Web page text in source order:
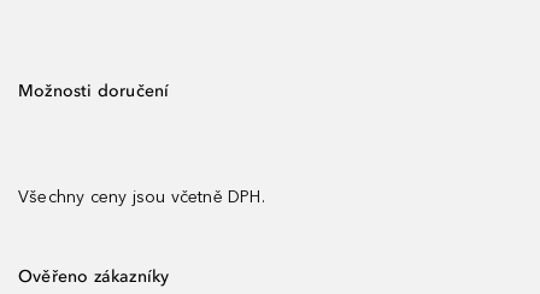
Možnosti doručení
Všechny ceny jsou včetně DPH.
Ověřeno zákazníky